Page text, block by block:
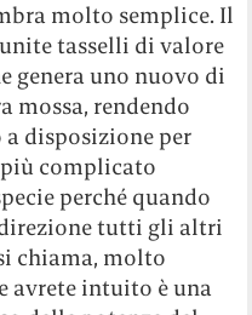
molto semplice. Il
tasselli di valore
genera uno nuovo di
mossa, rendendo
a disposizione per
più complicato
perché quando
tutti gli altri
chiama, molto
avrete intuito è una